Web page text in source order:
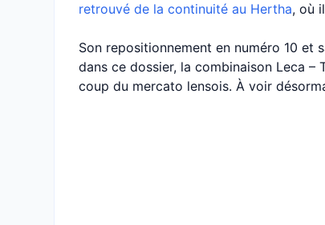
retrouvé de la continuité au Hertha, où
Son repositionnement en numéro 10 et
dans ce dossier, la combinaison Leca
coup du mercato lensois. À voir